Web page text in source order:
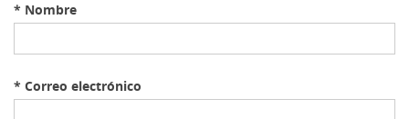
* Nombre
* Correo electrónico